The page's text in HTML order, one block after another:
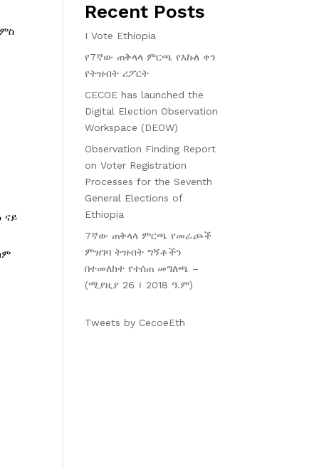
ናይ
Recent Posts
I Vote Ethiopia
የ7ኛው ጠቅላላ ምርጫ የእኩለ ቀን
የትዝብት ሪፖርት
CECOE has launched the
Digital Election Observation
Workspace (DEOW)
Observation Finding Report
on Voter Registration
Processes for the Seventh
General Elections of
Ethiopia
7ኛው ጠቅላላ ምርጫ የመራጮች
ምዝገባ ትዝብት ግኝቶችን
በተመለከተ የተሰጠ መግለጫ –
(ሚያዚያ 26 ፣ 2018 ዓ.ም)
Tweets by CecoeEth